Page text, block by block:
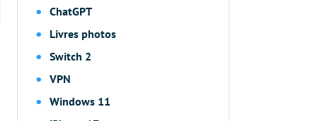
ChatGPT
Livres photos
Switch 2
VPN
Windows 11